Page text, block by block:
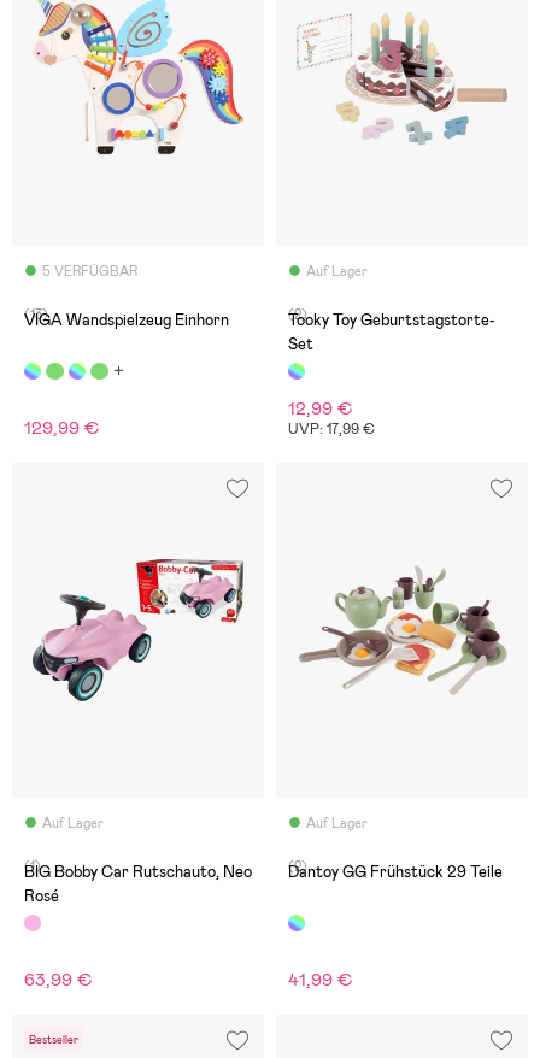
5 VERFÜGBAR
(13)
VIGA Wandspielzeug Einhorn
129,99 €
Auf Lager
(2)
Tooky Toy Geburtstagstorte-
Set
12,99 €
UVP: 17,99 €
Auf Lager
(1)
BIG Bobby Car Rutschauto, Neo
Rosé
63,99 €
Auf Lager
(2)
Dantoy GG Frühstück 29 Teile
41,99 €
Bestseller